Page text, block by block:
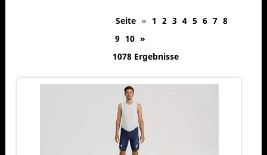
Seite « 1 2 3 4 5 6 7 8
9 10 »
1078 Ergebnisse